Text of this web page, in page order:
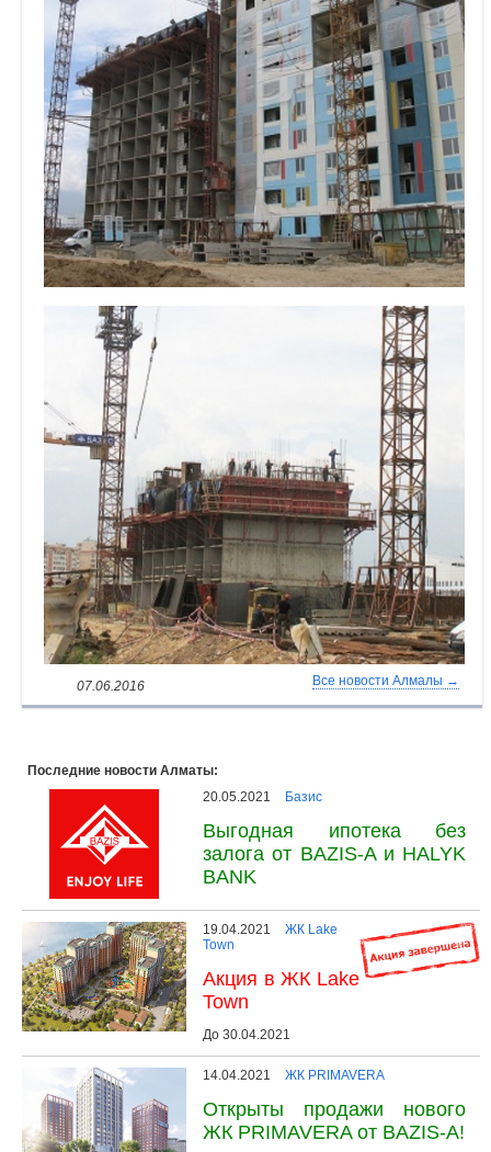
07.06.2016 Все новости Алмалы →
Последние новости Алматы:
20.05.2021
Базис
Выгодная ипотека без
залога от BAZIS-A и HALYK
BANK
19.04.2021
ЖК Lake
Town
Акция в ЖК Lake
Town
До 30.04.2021
14.04.2021 ЖК PRIMAVERA
Открыты продажи нового
ЖК PRIMAVERA от BAZIS-A!